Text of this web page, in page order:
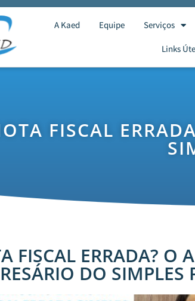
A Kaed Equipe Serviços
Links
FISCAL
FISCAL ERRADA? O
DO SIMPLES